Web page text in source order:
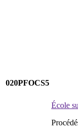
020PFOCS5
École